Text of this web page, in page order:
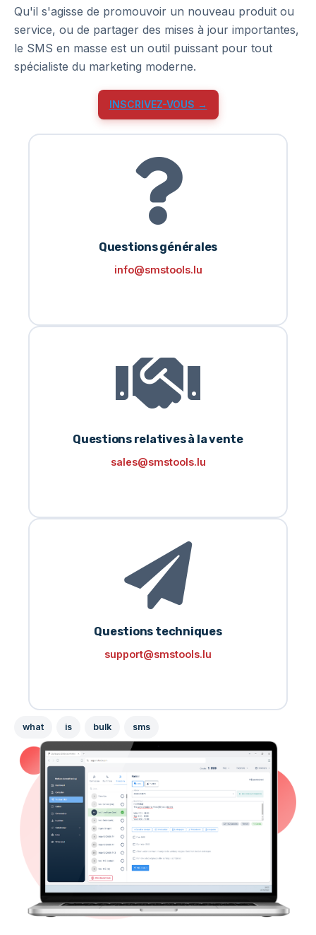
Qu'il s'agisse de promouvoir un nouveau produit ou
service, ou de partager des mises à jour importantes,
le SMS en masse est un outil puissant pour tout
spécialiste du marketing moderne.
INSCRIVEZ-VOUS →
Questions générales
info@smstools.lu
Questions relatives à la vente
sales@smstools.lu
Questions techniques
support@smstools.lu
what is bulk sms